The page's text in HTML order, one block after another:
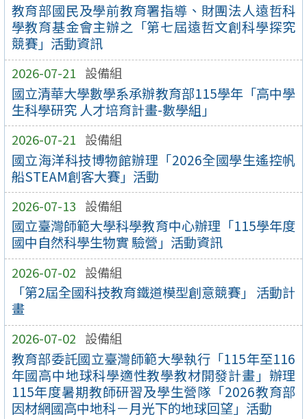
教育部國民及學前教育署指導、財團法人遠哲科
學教育基金會主辦之「第七屆遠哲文創科學探究
競賽」活動資訊
2026-07-21 設備組
國立清華大學數學系承辦教育部115學年「高中學
生科學研究 人才培育計畫-數學組」
2026-07-21 設備組
國立海洋科技博物館辦理「2026全國學生遙控帆
船STEAM創客大賽」活動
2026-07-13 設備組
國立臺灣師範大學科學教育中心辦理「115學年度
國中自然科學生物實 驗營」活動資訊
2026-07-02 設備組
「第2屆全國科技教育鐵道模型創意競賽」 活動計
畫
2026-07-02 設備組
教育部委託國立臺灣師範大學執行「115年至116
年國高中地球科學適性教學教材開發計畫」辦理
115年度暑期教師研習及學生營隊「2026教育部
因材網國高中地科－月光下的地球回望」活動